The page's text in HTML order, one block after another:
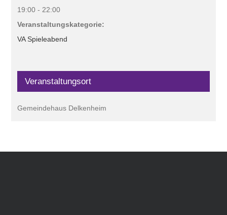
19:00 - 22:00
Veranstaltungskategorie:
VA Spieleabend
Veranstaltungsort
Gemeindehaus Delkenheim